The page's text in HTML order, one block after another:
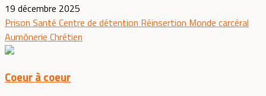
19 décembre 2025
Prison Santé Centre de détention Réinsertion Monde carcéral
Aumônerie Chrétien
Coeur à coeur